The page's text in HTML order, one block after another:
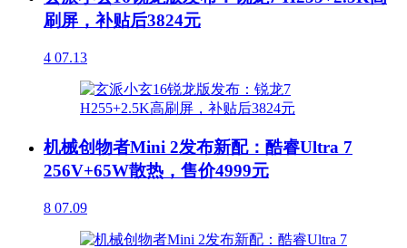
刷屏，补贴后3824元
4 07.13
机械创物者Mini 2发布新配：酷睿Ultra 7
256V+65W散热，售价4999元
8 07.09